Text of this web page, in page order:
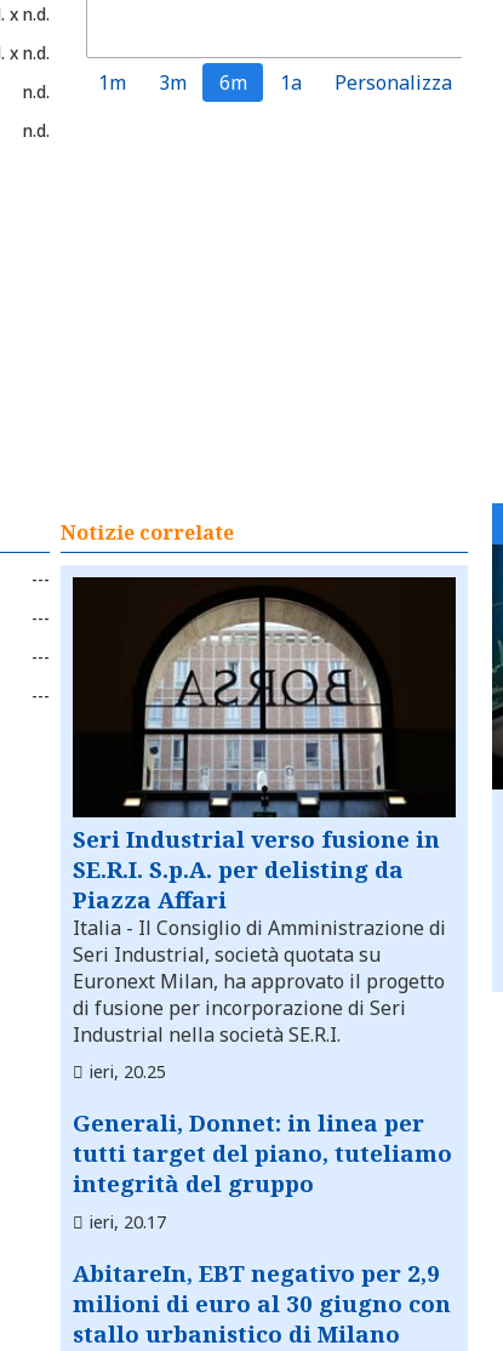
x n.d.
x n.d.
n.d.
n.d.
1m 3m 6m 1a Personalizza
---
---
---
---
Notizie correlate
Seri Industrial verso fusione in
SE.R.I. S.p.A. per delisting da
Piazza Affari
Italia - Il Consiglio di Amministrazione di
Seri Industrial, società quotata su
Euronext Milan, ha approvato il progetto
di fusione per incorporazione di Seri
Industrial nella società SE.R.I.
ieri, 20.25
Generali, Donnet: in linea per
tutti target del piano, tuteliamo
integrità del gruppo
ieri, 20.17
AbitareIn, EBT negativo per 2,9
milioni di euro al 30 giugno con
stallo urbanistico di Milano